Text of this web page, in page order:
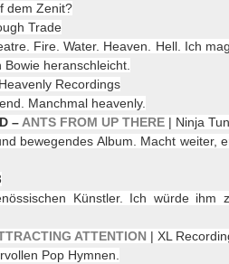
dem Zenit?
Trade
Fire. Water. Heaven. Hell. Ich
heranschleicht.
Recordings
Manchmal heavenly.
–ANTS FROM UP THERE | Ninja
bewegendes Album. Macht weiter,
Künstler. Ich würde ihm
ATTENTION | XL
Pop Hymnen.